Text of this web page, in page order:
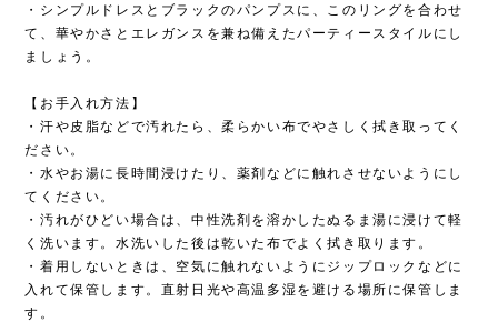
・シンプルドレスとブラックのパンプスに、このリングを合わせ
て、華やかさとエレガンスを兼ね備えたパーティースタイルにし
ましょう。
【お手入れ方法】
・汗や皮脂などで汚れたら、柔らかい布でやさしく拭き取ってく
ださい。
・水やお湯に長時間浸けたり、薬剤などに触れさせないようにし
てください。
・汚れがひどい場合は、中性洗剤を溶かしたぬるま湯に浸けて軽
く洗います。水洗いした後は乾いた布でよく拭き取ります。
・着用しないときは、空気に触れないようにジップロックなどに
入れて保管します。直射日光や高温多湿を避ける場所に保管しま
す。